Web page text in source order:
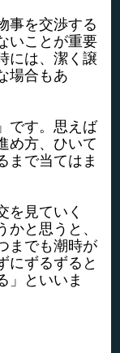
事を交渉する
いことが重要
には、潔く譲
場合もあ
です。思えば
め方、ひいて
まで当てはま
を見ていく
と思うと、
までも潮時が
にずるずると
」といいま